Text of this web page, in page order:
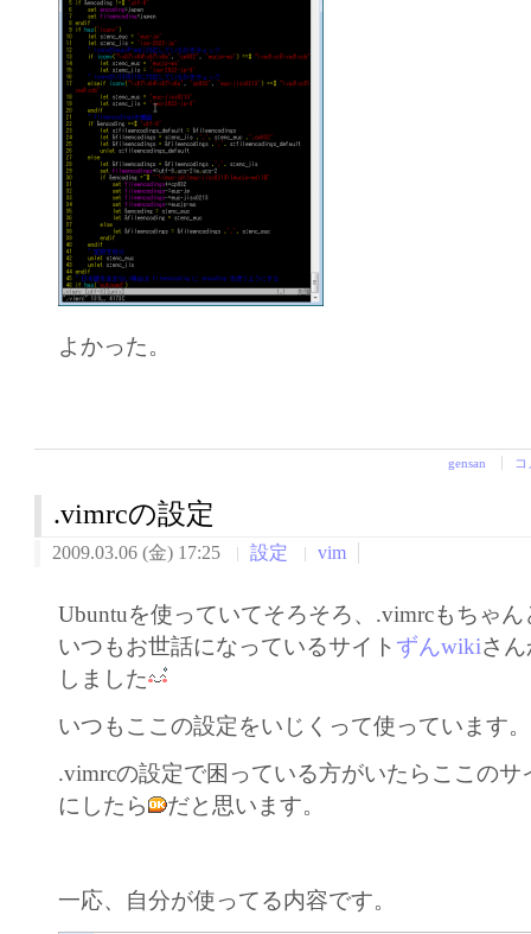
よかった。
gensan
.vimrcの設定
2009.03.06 (金) 17:25 設定 vim
Ubuntuを使っていてそろそろ、.vimrcもちゃ
いつもお世話になっているサイト ずんwikiさ
しました
いつもここの設定をいじくって使っています。
.vimrcの設定で困っている方がいたらここの
にしたら
だと思います。
一応、自分が使ってる内容です。